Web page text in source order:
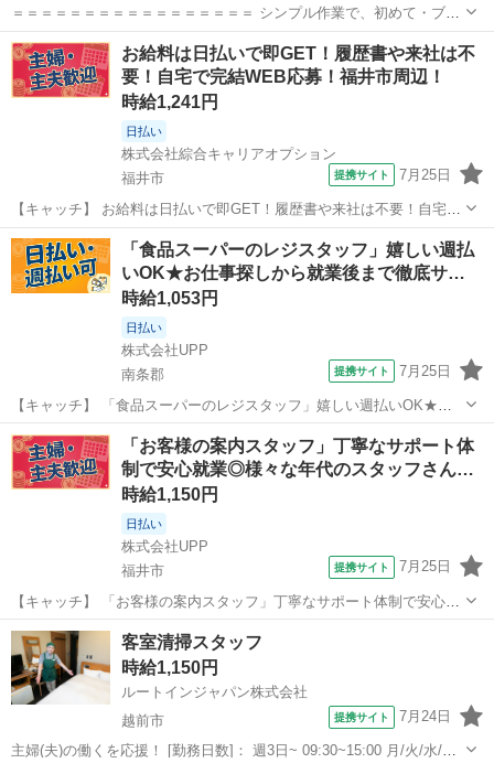
＝＝＝＝＝＝＝＝＝＝＝＝＝＝＝＝＝ シンプル作業で、初めて・ブラ
ンクのある方も安心！ 1日3h～好きな時間でＯＫ!! シフトは希望制
で、プライベートとの調整も！ 学校や家庭優先でＯＫ◎扶養内勤務も
ＯＫです！ ＝＝＝＝＝＝＝...
福井 福井市 商工会議所前駅 その他
お給料は日払いで即GET！履歴書や来社は不
要！自宅で完結WEB応募！福井市周辺！
時給1,241円
日払い
株式会社綜合キャリアオプション
福井市
提携サイト 7月25日
【キャッチ】 お給料は日払いで即GET！履歴書や来社は不要！自宅で
完結WEB応募！福井市周辺！ 【コメント】 弊社なら事前の職場見学
が多数！お仕事安心スタート★★ 「派遣では働いたことが無くて気に
なる・・・」 「スキルや...
福井 福井市 その他
「食品スーパーのレジスタッフ」嬉しい週払
いOK★お仕事探しから就業後まで徹底サ…
時給1,053円
日払い
株式会社UPP
南条郡
提携サイト 7月25日
【キャッチ】 「食品スーパーのレジスタッフ」嬉しい週払いOK★お
仕事探しから就業後まで徹底サポート！20代～40代中心に幅広く活躍
中★働きやすい環境で安定してお仕事できます♪ 【コメント】 手厚い
福利厚生を完備◎長期安定就...
福井 南条郡 その他
「お客様の案内スタッフ」丁寧なサポート体
制で安心就業◎様々な年代のスタッフさん…
時給1,150円
日払い
株式会社UPP
福井市
提携サイト 7月25日
【キャッチ】 「お客様の案内スタッフ」丁寧なサポート体制で安心就
業◎様々な年代のスタッフさんが活躍中！充実の福利厚生が自慢です
★ 【コメント】 豊富なお仕事数であなたにぴったりのお仕事が見つか
ります★ ＊豊富な仕事数！ ...
福井 福井市 その他
客室清掃スタッフ
時給1,150円
ルートインジャパン株式会社
越前市
提携サイト 7月24日
主婦(夫)の働くを応援！ [勤務日数]： 週3日~ 09:30~15:00 月/火/水/木/